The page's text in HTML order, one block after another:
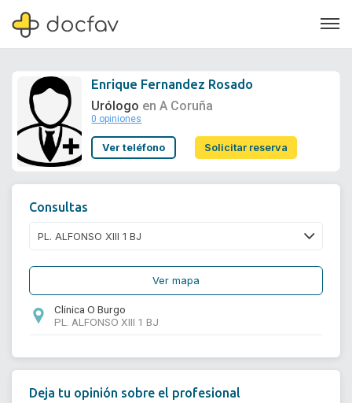
Soporte
Enrique Fernandez Rosado
Urólogo en A Coruña
0 opiniones
Ver teléfono Solicitar reserva
Consultas
Ver mapa
Clinica O Burgo
PL. ALFONSO XIII 1 BJ
Deja tu opinión sobre el profesional